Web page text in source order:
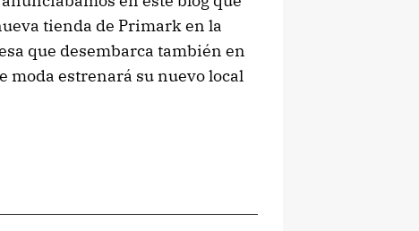
tienda de Primark en la
que desembarca también en
estrenará su nuevo local